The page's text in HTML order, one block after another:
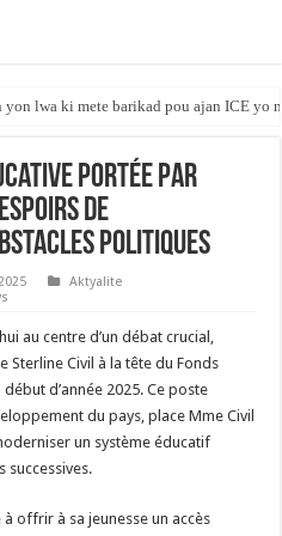
yon lwa ki mete barikad pou ajan ICE yo
TROIS CHRONIQUEURS PROCHES
portée par
de
politiques
Aktyalite
au centre d’un débat crucial,
Civil à la tête du Fonds
d’année 2025. Ce poste
du pays, place Mme Civil
un système éducatif
successives.
offrir à sa jeunesse un accès